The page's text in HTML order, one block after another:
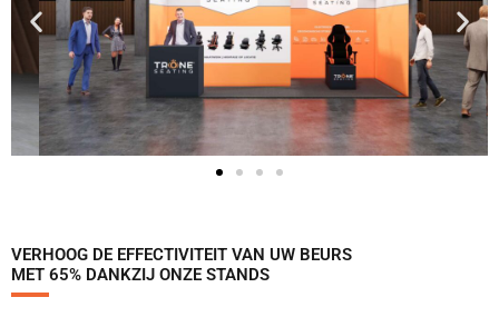
VERHOOG DE EFFECTIVITEIT VAN UW BEURS
MET 65% DANKZIJ ONZE STANDS